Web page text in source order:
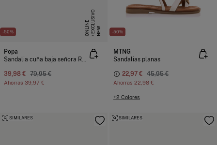
-50% NEW
E
X
C
L
US
I
V
O
O
N
L
I
N
E
Popa
Sandalia cuña baja señora Rumari Piel
39,98 € 79,95 €
Ahorras 39,97 €
-50%
MTNG
Sandalias planas
22,97 € 45,95 €
Ahorras 22,98 €
+2 Colores
SIMILARES SIMILARES